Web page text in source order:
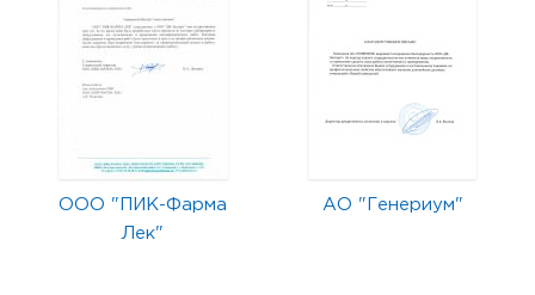
ООО "ПИК-Фарма
Лек"
АО "Генериум"